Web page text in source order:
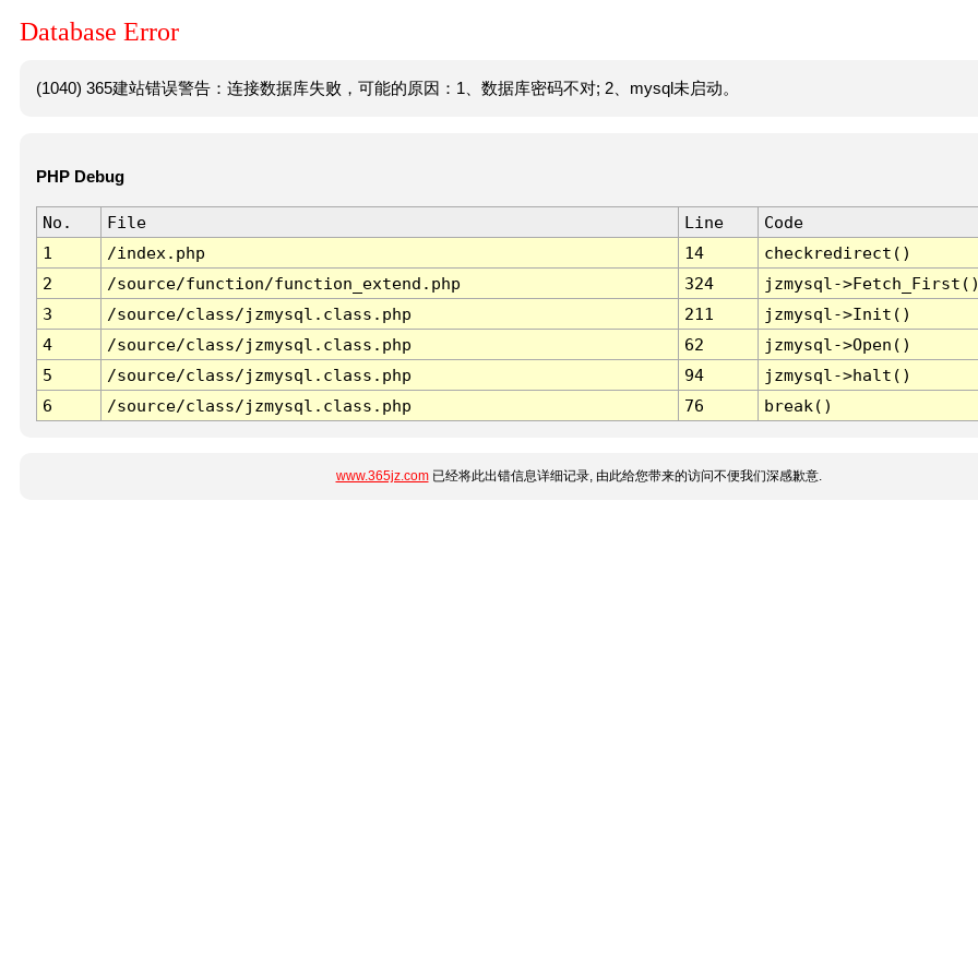
Database Error
(1040) 365建站错误警告：连接数据库失败，可能的原因：1、数据库密码不对; 2、mysql未启动。
PHP Debug
No. File Line
Code
1
/index.php 14
checkredirect()
2
/source/function/function_extend.php 324
jzmysql-
3
/source/class/jzmysql.class.php 211
jzmysql->Init()
4
/source/class/jzmysql.class.php 62
jzmysql->Open()
5
/source/class/jzmysql.class.php 94
jzmysql->halt()
6
/source/class/jzmysql.class.php 76 break()
www.365jz.com已经将此出错信息详细记录, 由此给您带来的访问不便我们深感歉意.